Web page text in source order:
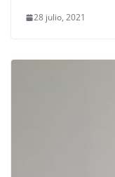
28 julio, 2021